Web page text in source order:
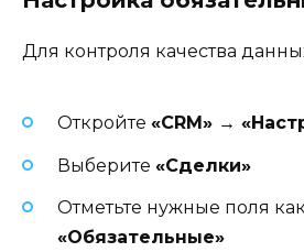
Для контроля качества
Откройте «CRM» →
Выберите «Сделки»
Отметьте нужные поля как
«Обязательные»